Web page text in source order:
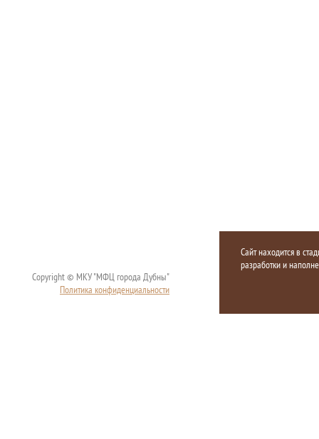
Copyright © МКУ "МФЦ города Дубны"
Политика конфиденциальности
Сайт находится в
разработки и